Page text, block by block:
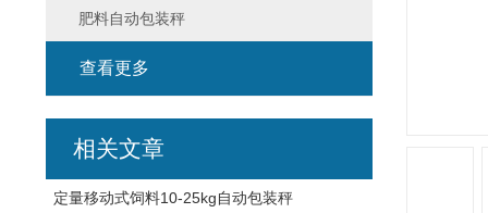
肥料自动包装秤
查看更多
相关文章
定量移动式饲料10-25kg自动包装秤